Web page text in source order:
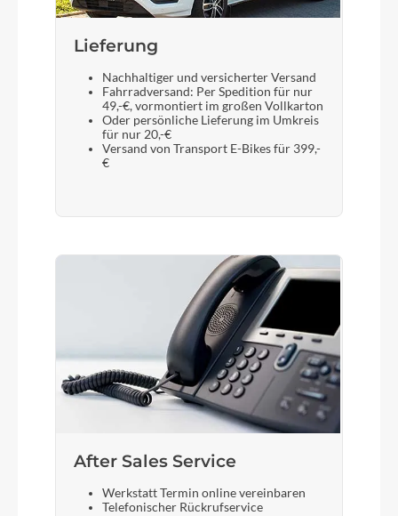
Lieferung
Nachhaltiger und versicherter Versand
Fahrradversand: Per Spedition für nur
49,-€, vormontiert im großen Vollkarton
Oder persönliche Lieferung im Umkreis
für nur 20,-€
Versand von Transport E-Bikes für 399,-
€
After Sales Service
Werkstatt Termin online vereinbaren
Telefonischer Rückrufservice